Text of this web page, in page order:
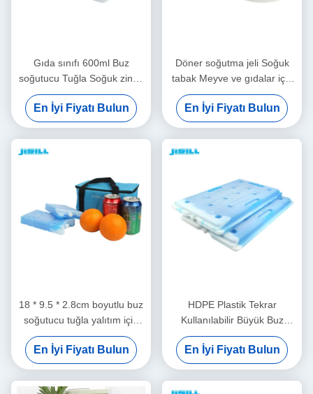
Gıda sınıfı 600ml Buz
soğutucu Tuğla Soğuk zincir
taşımacılığı için soğutmaz
Dondurulmuş gıdalar için
En İyi Fiyatı Bulun
Döner soğutma jeli Soğuk
tabak Meyve ve gıdalar için
dondurucu Taze, 860 ml
içerikli Gıdalar için
dondurulmuş
En İyi Fiyatı Bulun
18 * 9.5 * 2.8cm boyutlu buz
soğutucu tuğla yalıtım için
soğutucu kutular donmuş
gıdalar için çeşitli renklerde
En İyi Fiyatı Bulun
HDPE Plastik Tekrar
Kullanılabilir Büyük Buz
Soğutucu Tuğla Soğuk Zincir
Taşıma için Dondurulmuş
Yiyecekler İçin
En İyi Fiyatı Bulun